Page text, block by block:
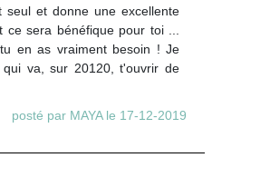
seul et donne une excellente
sera bénéfique pour toi ...
en as vraiment besoin ! Je
va, sur 20120, t'ouvrir de
posté par MAYA le 17-12-2019